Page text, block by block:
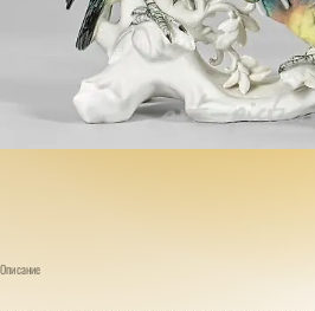
Описание